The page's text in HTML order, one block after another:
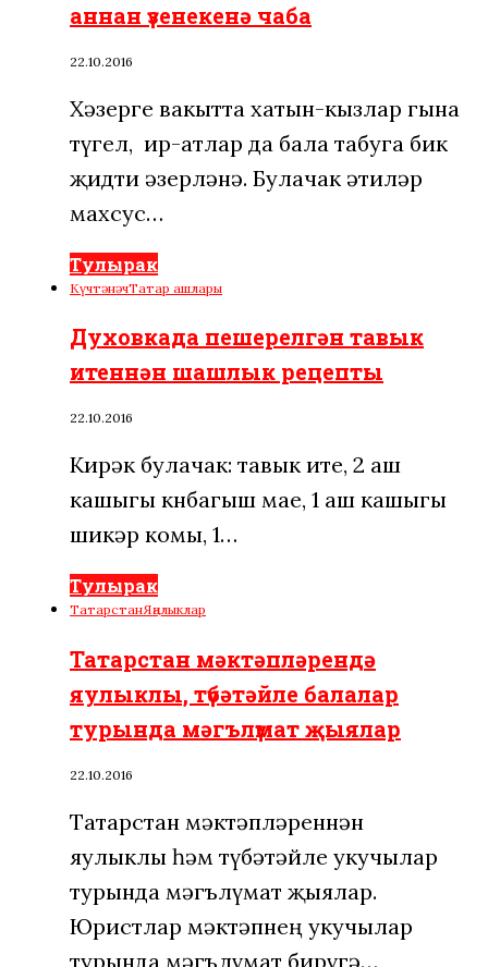
аннан үзенекенә чаба
22.10.2016
Хәзерге вакытта хатын-кызлар гына
түгел, ир-атлар да бала табуга бик
җидти әзерләнә. Булачак әтиләр
махсус…
Тулырак
КүчтәнәчТатар ашлары
Духовкада пешерелгән тавык
итеннән шашлык рецепты
22.10.2016
Кирәк булачак: тавык ите, 2 аш
кашыгы көнбагыш мае, 1 аш кашыгы
шикәр комы, 1…
Тулырак
ТатарстанЯңалыклар
Татарстан мәктәпләрендә
яулыклы, түбәтәйле балалар
турында мәгълүмат җыялар
22.10.2016
Татарстан мәктәпләреннән
яулыклы һәм түбәтәйле укучылар
турында мәгълүмат җыялар.
Юристлар мәктәпнең укучылар
турында мәгълүмат бирүгә…